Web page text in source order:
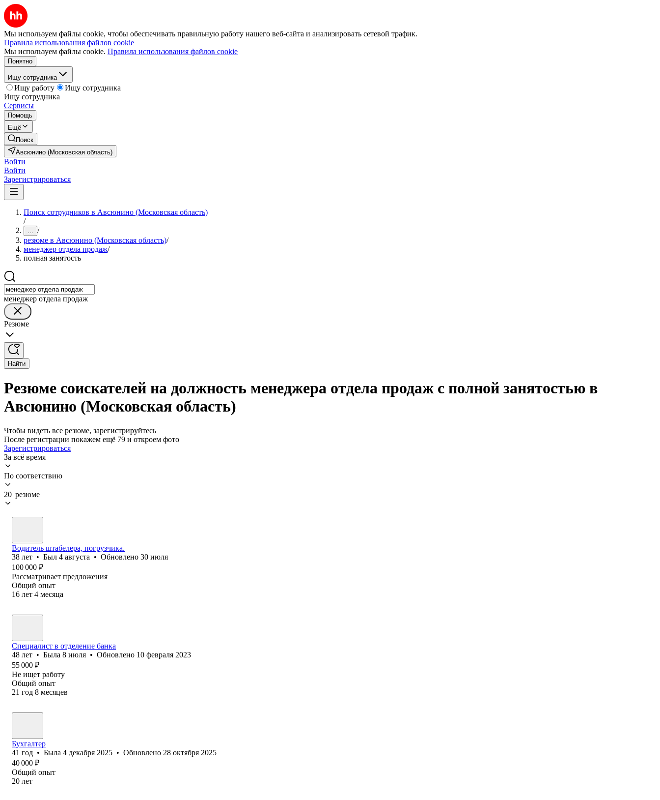
Мы используем файлы cookie, чтобы обеспечивать правильную работу нашего веб-сайта и анализировать сетевой трафик.
Правила использования файлов cookie
Мы используем файлы cookie. Правила использования файлов cookie
Понятно
Ищу сотрудника
Ищу работу
Ищу сотрудника
Ищу сотрудника
Сервисы
Помощь
Ещё
Поиск
Авсюнино (Московская область)
Войти
Войти
Зарегистрироваться
Поиск сотрудников в Авсюнино (Московская область)
/
... /
резюме в Авсюнино (Московская область)/
менеджер отдела продаж/
полная занятость
менеджер отдела продаж
Резюме
Найти
Резюме соискателей на должность менеджера отдела продаж с полной занятостью в
Авсюнино (Московская область)
Чтобы видеть все резюме, зарегистрируйтесь
После регистрации покажем ещё 79 и откроем фото
Зарегистрироваться
За всё время
По соответствию
20 резюме
Водитель штабелера, погрузчика.
38 лет • Был 4 августа • Обновлено 30 июля
100 000 ₽
Рассматривает предложения
Общий опыт
16 лет 4 месяца
Специалист в отделение банка
48 лет • Была 8 июля • Обновлено 10 февраля 2023
55 000 ₽
Не ищет работу
Общий опыт
21 год 8 месяцев
Бухгалтер
41 год • Была 4 декабря 2025 • Обновлено 28 октября 2025
40 000 ₽
Общий опыт
20 лет